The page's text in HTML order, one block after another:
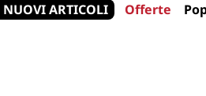
NUOVI ARTICOLI Offerte